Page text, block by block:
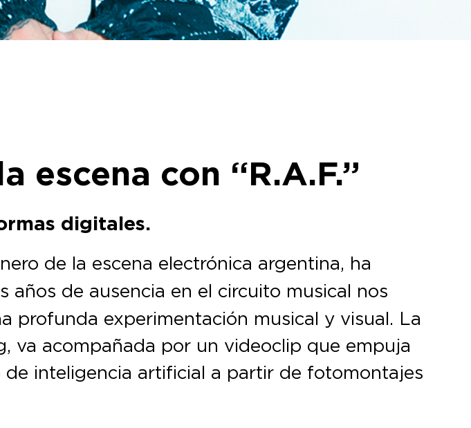
escena con “R.A.F.”
digitales.
de la escena electrónica argentina, ha
años de ausencia en el circuito musical nos
profunda experimentación musical y visual. La
va acompañada por un videoclip que empuja
inteligencia artificial a partir de fotomontajes